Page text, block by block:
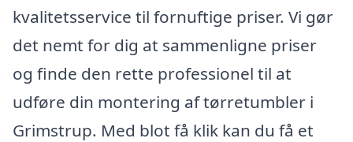
kvalitetsservice til fornuftige priser. Vi gør
det nemt for dig at sammenligne priser
og finde den rette professionel til at
udføre din montering af tørretumbler i
Grimstrup. Med blot få klik kan du få et